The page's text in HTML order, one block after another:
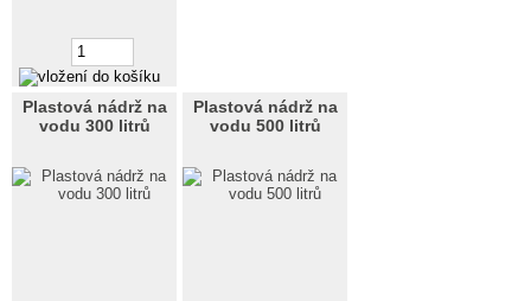
Plastová nádrž na
vodu 300 litrů
Plastová nádrž na
vodu 500 litrů